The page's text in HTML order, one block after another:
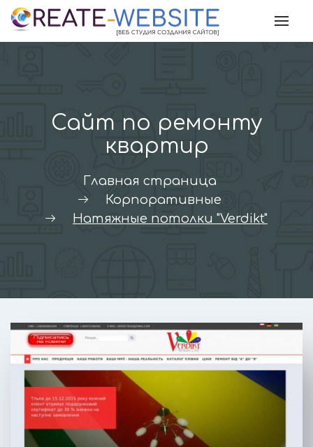
Skip
Сайт по ремонту
квартир
Главная страница
Корпоративные
Натяжные потолки "Verdikt"